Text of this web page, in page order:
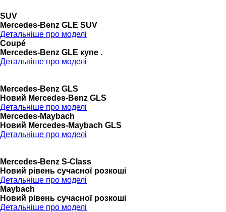
SUV
Mercedes-Benz GLE SUV
Детальніше про моделі
Coupé
Mercedes-Benz GLE купе .
Детальніше про моделі
Mercedes-Benz GLS
Новий Mercedes-Benz GLS
Детальніше про моделі
Mercedes-Maybach
Новий Mercedes-Maybach GLS
Детальніше про моделі
Mercedes-Benz S-Class
Новий рівень сучасної розкоші
Детальніше про моделі
Maybach
Новий рівень сучасної розкоші
Детальніше про моделі